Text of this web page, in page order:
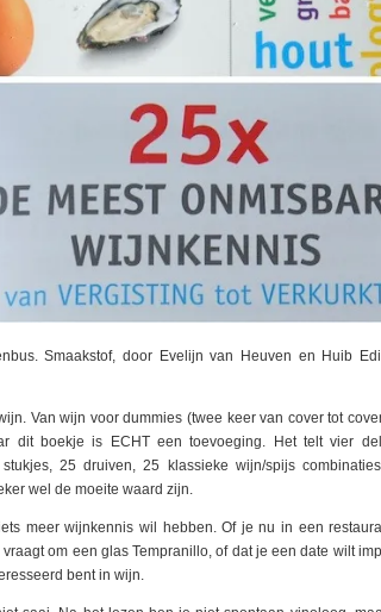
Smaakstof, door Evelijn van Heuven en Huib
Van wijn voor dummies (twee keer van cover tot
dit boekje is ECHT een toevoeging. Het telt vier
25 druiven, 25 klassieke wijn/spijs
wel de moeite waard zijn.
meer wijnkennis wil hebben. Of je nu in een
om een glas Tempranillo, of dat je een date wilt
bent in wijn.